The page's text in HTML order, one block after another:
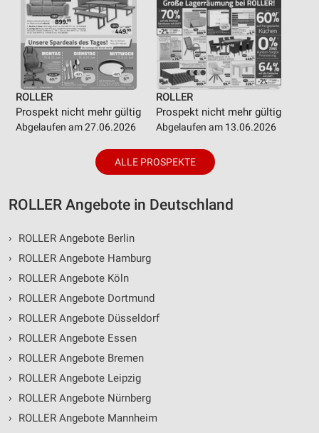
ROLLER
Prospekt nicht mehr gültig
Abgelaufen am 27.06.2026
ROLLER
Prospekt nicht mehr gültig
Abgelaufen am 13.06.2026
ALLE PROSPEKTE
ROLLER Angebote in Deutschland
›
ROLLER Angebote Berlin
›
ROLLER Angebote Hamburg
›
ROLLER Angebote Köln
›
ROLLER Angebote Dortmund
›
ROLLER Angebote Düsseldorf
›
ROLLER Angebote Essen
›
ROLLER Angebote Bremen
›
ROLLER Angebote Leipzig
›
ROLLER Angebote Nürnberg
›
ROLLER Angebote Mannheim